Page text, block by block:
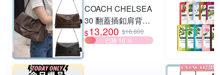
滿$5200折$520
COACH CHELSEA
30 翻蓋插釦肩背包
兩色供選
$13,200 $16,800
已搶 16 ％